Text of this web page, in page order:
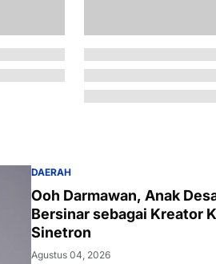
DAERAH
Ooh Darmawan, Anak
Bersinar sebagai Kreator
Sinetron
Agustus 04, 2026